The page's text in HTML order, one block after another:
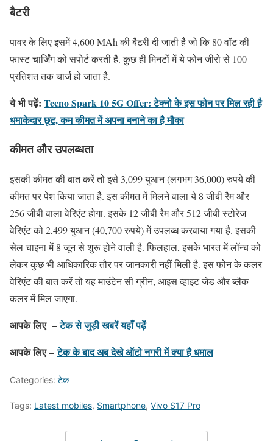
बैटरी
पावर के लिए इसमें 4,600 MAh की बैटरी दी जाती है जो कि 80 वॉट की
फास्ट चार्जिंग को सपोर्ट करती है. कुछ ही मिनटों में ये फोन जीरो से 100
प्रतिशत तक चार्ज हो जाता है.
ये भी पढ़ें: Tecno Spark 10 5G Offer: टेक्नो के इस फोन पर मिल रही है
धमाकेदार छूट, कम कीमत में अपना बनाने का है मौका
कीमत और उपलब्धता
इसकी कीमत की बात करें तो इसे 3,099 युआन (लगभग 36,000) रुपये की
कीमत पर पेश किया जाता है. इस कीमत में मिलने वाला ये 8 जीबी रैम और
256 जीबी वाला वेरिएंट होगा. इसके 12 जीबी रैम और 512 जीबी स्टोरेज
वेरिएंट को 2,499 युआन (40,700 रुपये) में उपलब्ध करवाया गया है. इसकी
सेल चाइना में 8 जून से शुरू होने वाली है. फिलहाल, इसके भारत में लॉन्च को
लेकर कुछ भी आधिकारिक तौर पर जानकारी नहीं मिली है. इस फोन के कलर
वेरिएंट की बात करें तो यह माउंटेन सी ग्रीन, आइस व्हाइट जेड और ब्लैक
कलर में मिल जाएगा.
आपके लिए –टेक से जुड़ी खबरें यहाँ पढ़ें
आपके लिए – टेक के बाद अब देखे ऑटो नगरी में क्या है धमाल
Categories: टेक
Tags: Latest mobiles, Smartphone, Vivo S17 Pro